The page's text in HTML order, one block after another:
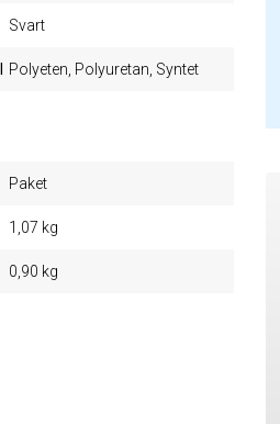
Svart
Polyeten, Polyuretan, Syntet
Paket
1,07 kg
0,90 kg